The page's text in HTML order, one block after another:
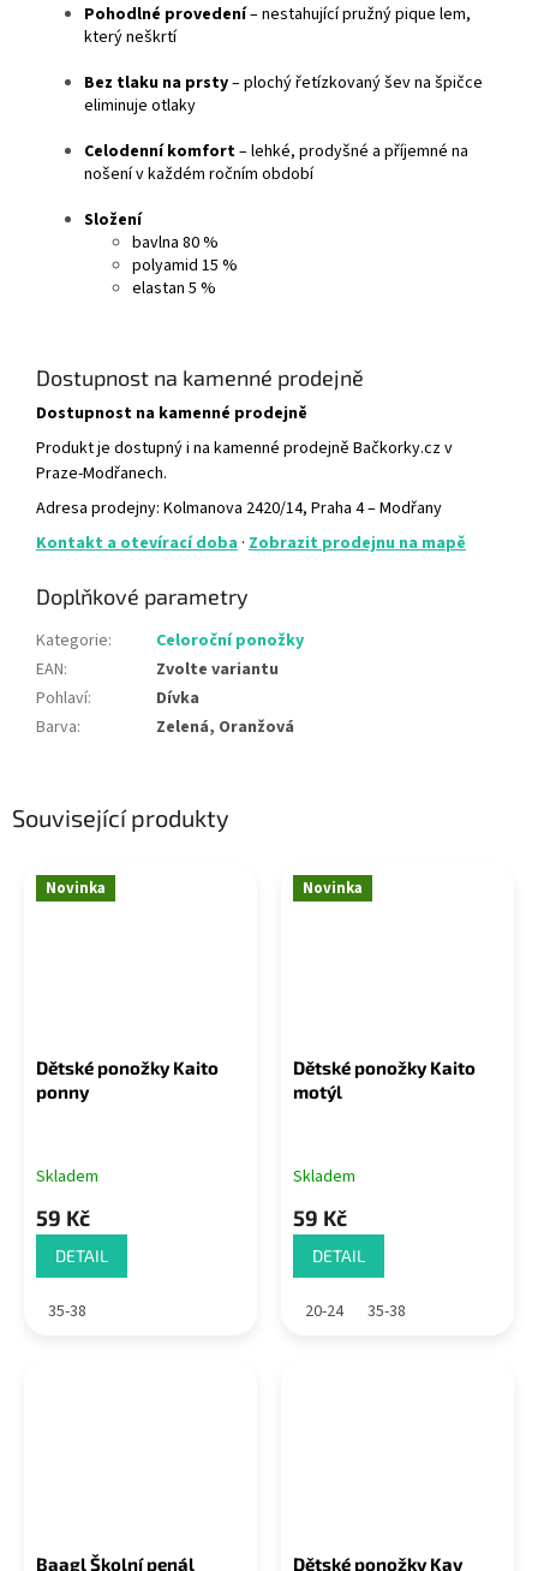
Související produkty
Novinka
Dětské ponožky Kaito
ponny
Skladem
59 Kč
DETAIL
35-38
Novinka
Dětské ponožky Kaito
motýl
Skladem
59 Kč
DETAIL
20-24 35-38
Baagl Školní penál Dětské ponožky Kay
Pohodlné provedení– nestahující pružný pique lem,
který neškrtí
Bez tlaku na prsty– plochý řetízkovaný šev na špičce
eliminuje otlaky
Celodenní komfort– lehké, prodyšné a příjemné na
nošení v každém ročním období
Složení
bavlna 80 %
polyamid 15 %
elastan 5 %
Dostupnost na kamenné prodejně
Dostupnost na kamenné prodejně
Produkt je dostupný i na kamenné prodejně Bačkorky.cz v
Praze-Modřanech.
Adresa prodejny: Kolmanova 2420/14, Praha 4 – Modřany
Kontakt a otevírací doba · Zobrazit prodejnu na mapě
Doplňkové parametry
Kategorie:
Celoroční ponožky
EAN:
Zvolte variantu
Pohlaví:
Dívka
Barva: Zelená, Oranžová